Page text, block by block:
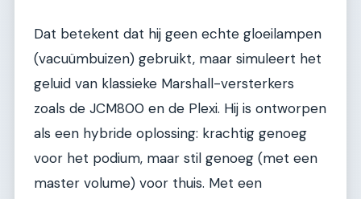
Dat betekent dat hij geen echte gloeilampen
(vacuümbuizen) gebruikt, maar simuleert het
geluid van klassieke Marshall-versterkers
zoals de JCM800 en de Plexi. Hij is ontworpen
als een hybride oplossing: krachtig genoeg
voor het podium, maar stil genoeg (met een
master volume) voor thuis. Met een